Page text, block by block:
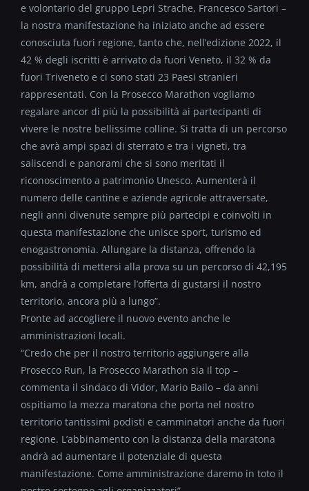
e volontario del gruppo Lepri Strache, Francesco Sartori –
la nostra manifestazione ha iniziato anche ad essere
conosciuta fuori regione, tanto che, nell’edizione 2022, il
42 % degli iscritti è arrivato da fuori Veneto, il 32 % da
fuori Triveneto e ci sono stati 23 Paesi stranieri
rappresentati. Con la Prosecco Marathon vogliamo
regalare ancor di più la possibilità ai partecipanti di
vivere le nostre bellissime colline. Si tratta di un percorso
che avrà ampi spazi di sterrato e tra i vigneti, tra
saliscendi e panorami che si sono meritati il
riconoscimento a patrimonio Unesco. Aumenterà il
numero delle cantine e aziende agricole attraversate,
negli anni divenute sempre più partecipi e coinvolti in
questa manifestazione che unisce sport, turismo ed
enogastronomia. Allungare la distanza, offrendo la
possibilità di mettersi alla prova su un percorso di 42,195
km, andrà a completare l’offerta di gustarsi il nostro
territorio, ancora più a lungo”.
Pronte ad accogliere il nuovo evento anche le
amministrazioni locali.
“Credo che per il nostro territorio aggiungere alla
Prosecco Run, la Prosecco Marathon sia il top –
commenta il sindaco di Vidor, Mario Bailo – da anni
ospitiamo la mezza maratona che porta nel nostro
territorio tantissimi podisti e camminatori anche da fuori
regione. L’abbinamento con la distanza della maratona
andrà ad aumentare il potenziale di questa
manifestazione. Come amministrazione daremo in toto il